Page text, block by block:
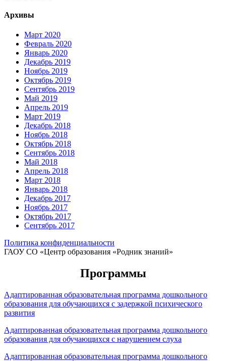
Архивы
Март 2020
Февраль 2020
Январь 2020
Декабрь 2019
Ноябрь 2019
Октябрь 2019
Сентябрь 2019
Май 2019
Апрель 2019
Март 2019
Декабрь 2018
Ноябрь 2018
Октябрь 2018
Сентябрь 2018
Май 2018
Апрель 2018
Март 2018
Январь 2018
Декабрь 2017
Ноябрь 2017
Октябрь 2017
Сентябрь 2017
Политика конфиденциальности
ГАОУ СО «Центр образования «Родник знаний»
Программы
Адаптированная образовательная программа дошкольного
образования для обучающихся с задержкой психического
развития
Адаптированная образовательная программа дошкольного
образования для обучающихся с нарушением слуха
Адаптированная образовательная программа дошкольного